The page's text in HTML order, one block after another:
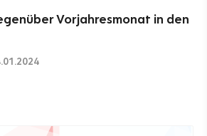
Vorjahresmonat in den